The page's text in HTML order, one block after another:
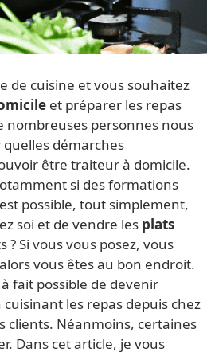
de cuisine et vous souhaitez
et préparer les repas
nombreuses personnes nous
démarches
être traiteur à domicile.
si des formations
possible, tout simplement,
soi et de vendre les plats
? Si vous vous posez, vous
vous êtes au bon endroit.
fait possible de devenir
les repas depuis chez
clients. Néanmoins, certaines
Dans cet article, je vous